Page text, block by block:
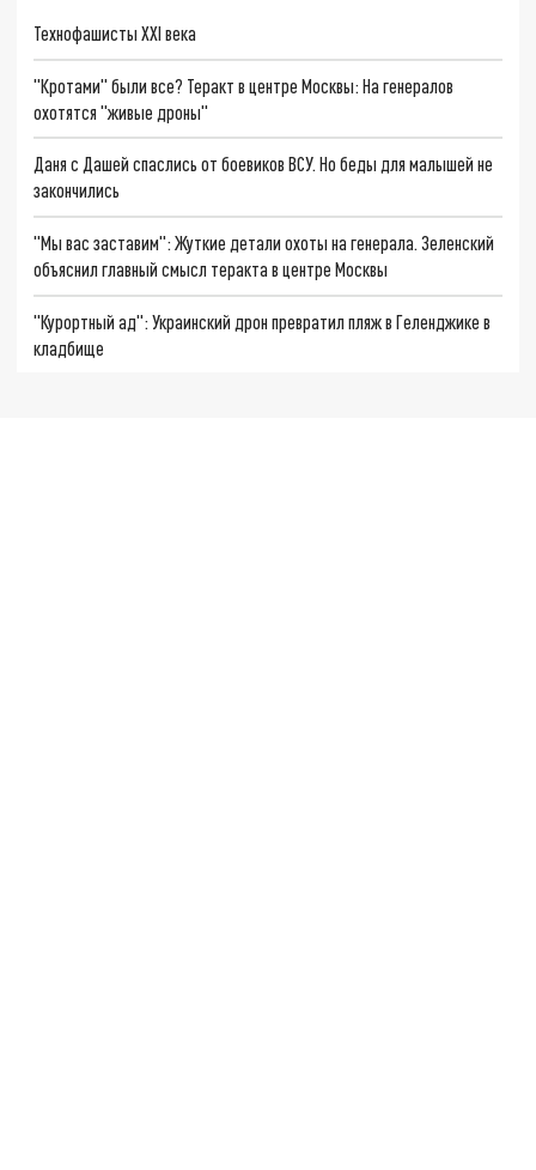
Технофашисты XXI века
"Кротами" были все? Теракт в центре Москвы: На генералов
охотятся "живые дроны"
Даня с Дашей спаслись от боевиков ВСУ. Но беды для малышей не
закончились
"Мы вас заставим": Жуткие детали охоты на генерала. Зеленский
объяснил главный смысл теракта в центре Москвы
"Курортный ад": Украинский дрон превратил пляж в Геленджике в
кладбище